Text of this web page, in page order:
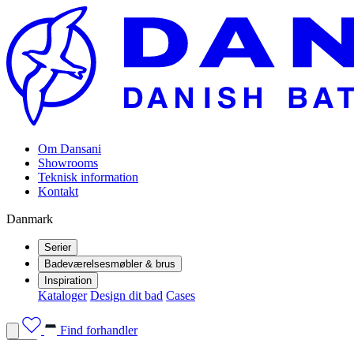
Om Dansani
Showrooms
Teknisk information
Kontakt
Danmark
Serier
Badeværelsesmøbler & brus
Inspiration
Kataloger Design dit bad Cases
Find forhandler